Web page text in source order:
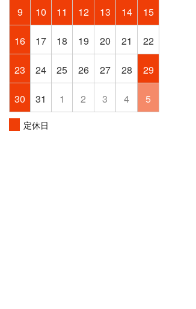
9 10 11 12 13 14 15
16 17 18 19 20 21 22
23 24 25 26 27 28 29
30 31 1 2 3 4 5
定休日